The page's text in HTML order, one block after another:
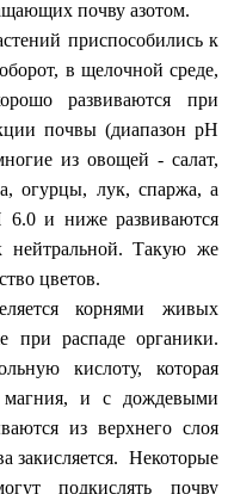
почву азотом.
приспособились к
в щелочной среде,
развиваются при
почвы (диапазон рH
из овощей - салат,
огурцы, лук, спаржа, а
и ниже развиваются
нейтральной. Такую же
цветов.
корнями живых
распаде органики.
кислоту, которая
магния, и с дождевыми
из верхнего слоя
закисляется. Некоторые
подкислять почву